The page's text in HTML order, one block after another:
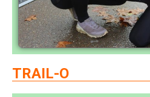
TRAIL-O